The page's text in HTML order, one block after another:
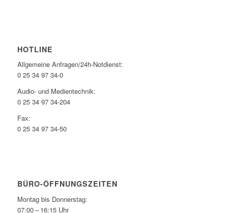
HOTLINE
Allgemeine Anfragen/24h-Notdienst:
0 25 34 97 34-0
Audio- und Medientechnik:
0 25 34 97 34-204
Fax:
0 25 34 97 34-50
BÜRO-ÖFFNUNGSZEITEN
Montag bis Donnerstag:
07:00 – 16:15 Uhr